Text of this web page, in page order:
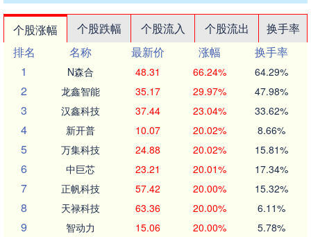
个股涨幅 个股跌幅 个股流入 个股流出
换手率
排名
名称 最新价 涨幅
换手率
1
N森合 48.31 66.24% 64.29%
2 龙鑫智能 35.17 29.97% 47.98%
3 汉鑫科技 37.44 23.04% 33.62%
4 新开普 10.07 20.02% 8.66%
5 万集科技 24.88 20.02% 15.81%
6 中巨芯 23.21 20.01% 17.34%
7 正帆科技 57.42 20.00% 15.32%
8 天禄科技 63.36 20.00% 6.11%
9 智动力 15.06 20.00% 5.78%